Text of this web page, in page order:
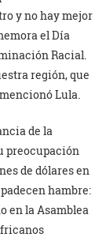
y no hay mejor
el Día
Racial.
región, que
Lula.
de la
preocupación
de dólares en
hambre:
en la Asamblea